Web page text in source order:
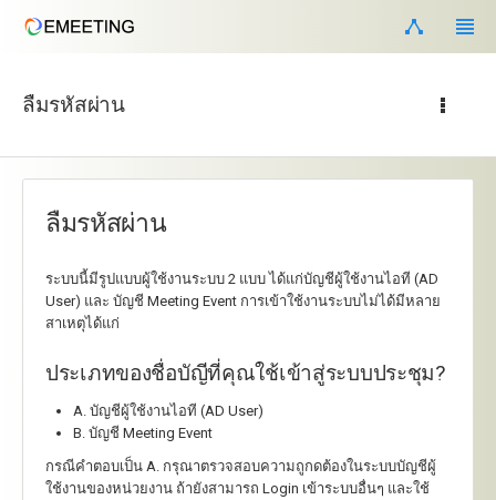
ลืมรหัสผ่าน
ลืมรหัสผ่าน
ระบบนี้มีรูปแบบผู้ใช้งานระบบ 2 แบบ ได้แก่บัญชีผู้ใช้งานไอที (AD
User) และ บัญชี Meeting Event การเข้าใช้งานระบบไม่ได้มีหลาย
สาเหตุได้แก่
ประเภทของชื่อบัญีที่คุณใช้เข้าสู่ระบบประชุม?
A. บัญชีผู้ใช้งานไอที (AD User)
B. บัญชี Meeting Event
กรณีคำตอบเป็น A. กรุณาตรวจสอบความถูกดต้องในระบบบัญชีผู้
ใช้งานของหน่วยงาน ถ้ายังสามารถ Login เข้าระบบอื่นๆ และใช้